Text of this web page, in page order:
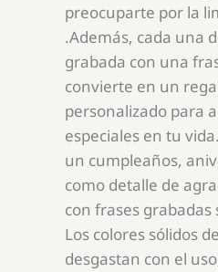
preocuparte por la
.Además, cada una
grabada con una
convierte en un
personalizado para
especiales en tu
un cumpleaños,
como detalle de
con frases
Los colores sólidos
desgastan con el